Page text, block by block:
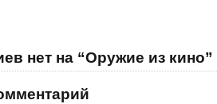
нет на “Оружие из кино”